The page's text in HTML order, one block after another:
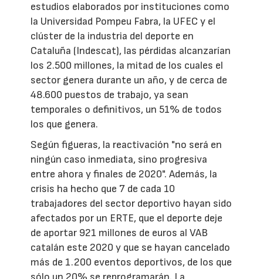
estudios elaborados por instituciones como
la Universidad Pompeu Fabra, la UFEC y el
clúster de la industria del deporte en
Cataluña (Indescat), las pérdidas alcanzarían
los 2.500 millones, la mitad de los cuales el
sector genera durante un año, y de cerca de
48.600 puestos de trabajo, ya sean
temporales o definitivos, un 51% de todos
los que genera.
Según figueras, la reactivación "no será en
ningún caso inmediata, sino progresiva
entre ahora y finales de 2020". Además, la
crisis ha hecho que 7 de cada 10
trabajadores del sector deportivo hayan sido
afectados por un ERTE, que el deporte deje
de aportar 921 millones de euros al VAB
catalán este 2020 y que se hayan cancelado
más de 1.200 eventos deportivos, de los que